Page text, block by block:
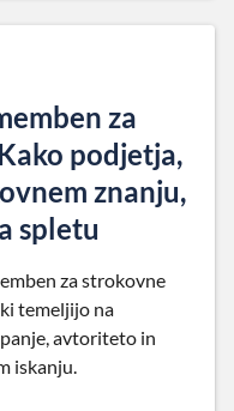
za
podjetja,
znanju,
spletu
za strokovne
temeljijo na
avtoriteto in
iskanju.